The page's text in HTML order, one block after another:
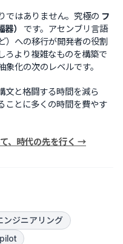
ではありません。究極の フ
）
です。アセンブリ言語
）への移行が開発者の役割
ろより複雑なものを構築で
化の次のレベルです。
文と格闘する時間を減ら
ことに多くの時間を費やす
、時代の先を行く →
ンジニアリング